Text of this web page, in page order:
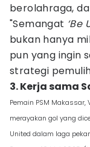
berolahraga,
"Semangat ‘Be
bukan hanya
pun yang ingin
strategi
3. Kerja sama
Pemain PSM
merayakan gol yang
United dalam laga